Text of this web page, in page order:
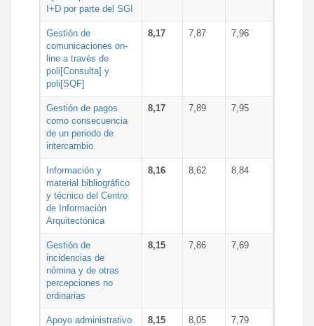
I+D por parte del SGI
Gestión de
comunicaciones on-
line a través de
poli[Consulta] y
poli[SQF]
8,17 7,87 7,96
Gestión de pagos
como consecuencia
de un periodo de
intercambio
8,17 7,89 7,95
Información y
material bibliográfico
y técnico del Centro
de Información
Arquitectónica
8,16 8,62 8,84
Gestión de
incidencias de
nómina y de otras
percepciones no
ordinarias
8,15 7,86 7,69
Apoyo administrativo
8,15 8,05 7,79